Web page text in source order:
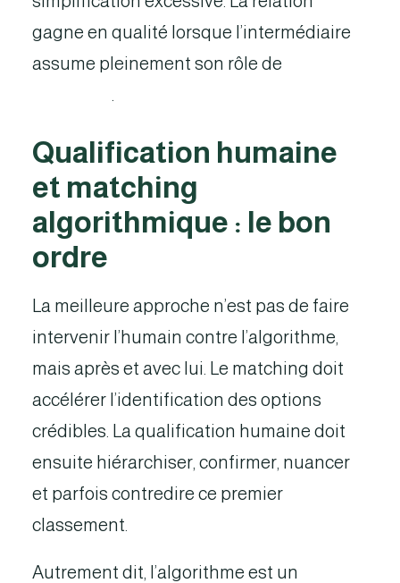
gagne en qualité lorsque l’intermédiaire
assume pleinement son rôle de
Qualification humaine
et matching
algorithmique : le bon
ordre
La meilleure approche n’est pas de faire
intervenir l’humain contre l’algorithme,
mais après et avec lui. Le matching doit
accélérer l’identification des options
crédibles. La qualification humaine doit
ensuite hiérarchiser, confirmer, nuancer
et parfois contredire ce premier
classement.
Autrement dit, l’algorithme est un